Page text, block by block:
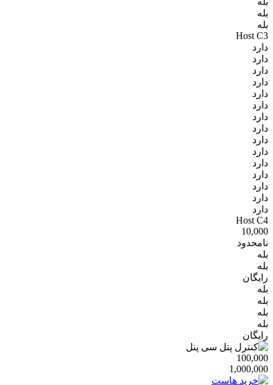
بله
بله
Host C3
دارد
دارد
دارد
دارد
دارد
دارد
دارد
دارد
دارد
دارد
دارد
دارد
دارد
دارد
دارد
Host C4
10,000
نامحدود
بله
بله
رایگان
بله
بله
بله
بله
رایگان
100,000
1,000,000